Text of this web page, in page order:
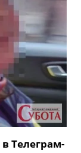
Телеграм-